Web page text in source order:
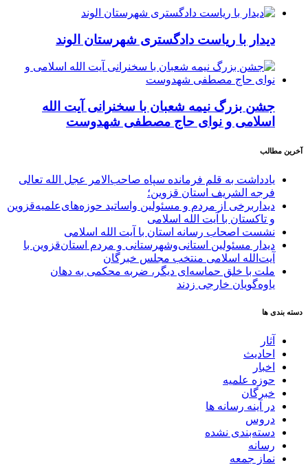
دیدار با ریاست دادگستری شهرستان الوند
جشن بزرگ نیمه شعبان با سخنرانی آیت الله
اسلامی و نوای حاج مصطفی شهدوست
آخرین مطالب
یادداشت به قلم فرمانده سپاه صاحب‌الامر عجل الله تعالی
فرجه الشریف استان قزوین؛
دیداربرخی از مردم و مسئولین واساتید حوزه‌های‌علمیه‌قزوین
و تاکستان با آیت الله اسلامی
نشست اصحاب رسانه استان با آیت الله اسلامی
دیدار مسئولین استانی‌وشهرستانی و مردم‌ استان‌قزوین با
آیت‌الله‌ اسلامی منتخب مجلس‌ خبرگان
ملت با خلق حماسه‌ای دیگر، ضربه محکمی به دهان
یاوه‌گویان خارجی زدند
دسته بندی ها
آثار
احادیث
اخبار
حوزه علمیه
خبرگان
در آینه رسانه ها
دروس
دسته‌بندی نشده
رسانه
نماز جمعه